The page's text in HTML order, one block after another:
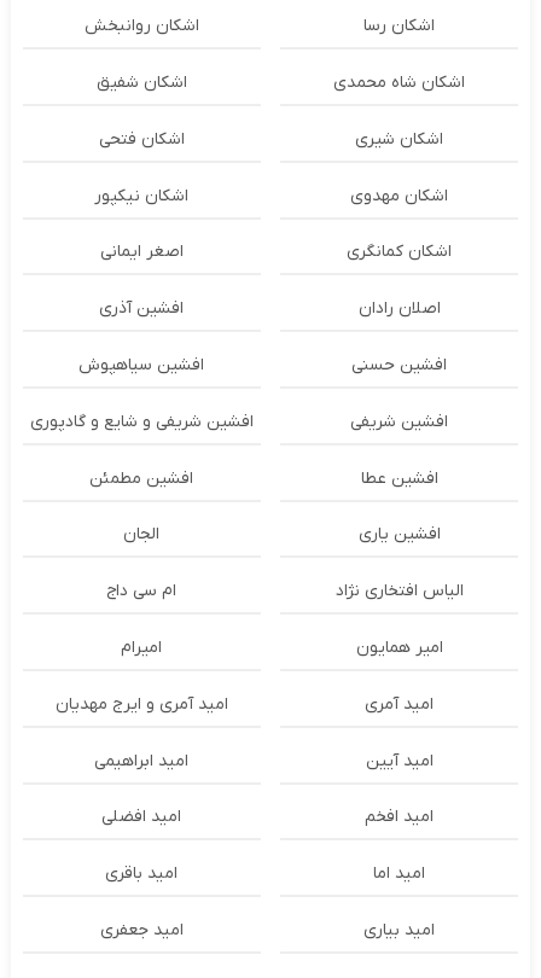
اشکان رسا اشکان روانبخش
اشکان شاه محمدی اشکان شفیق
اشکان شیری اشکان فتحی
اشکان مهدوی اشکان نیکپور
اشکان‌ کمانگری اصغر ایمانی
اصلان رادان افشین آذری
افشین حسنی افشین سیاهپوش
افشین شریفی افشین شریفی و شایع و گادپوری
افشین عطا افشین مطمئن
افشین یاری الجان
الیاس افتخاری نژاد ام سی داج
امير همايون اميرام
امید آمری امید آمری و ایرج مهدیان
امید آیین امید ابراهیمی
امید افخم امید افضلی
امید اما امید باقری
امید بیاری امید جعفری